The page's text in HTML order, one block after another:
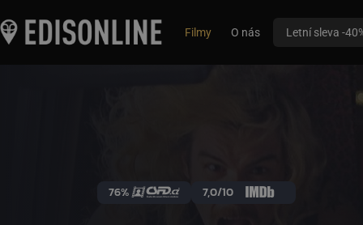
Filmy O nás Letní sleva -
76% 7,0/10